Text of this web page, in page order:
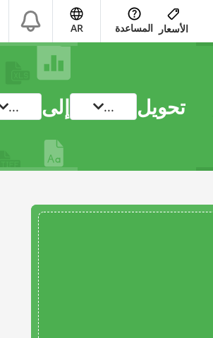
الأسعار المساعدة AR
تحويل ... إلى ...